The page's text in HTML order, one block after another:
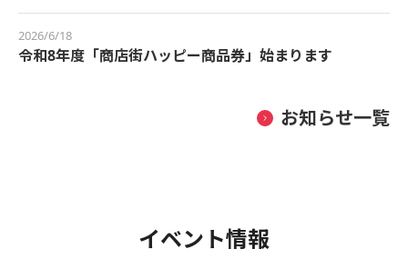
2026/6/18
令和8年度「商店街ハッピー商品券」始まります
お知らせ一覧
イベント情報